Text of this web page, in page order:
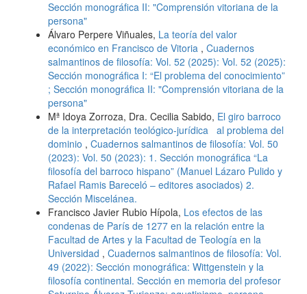
Sección monográfica II: "Comprensión vitoriana de la
persona"
Álvaro Perpere Viñuales, La teoría del valor
económico en Francisco de Vitoria , Cuadernos
salmantinos de filosofía: Vol. 52 (2025): Vol. 52 (2025):
Sección monográfica I: “El problema del conocimiento”
; Sección monográfica II: "Comprensión vitoriana de la
persona"
Mª Idoya Zorroza, Dra. Cecilia Sabido, El giro barroco
de la interpretación teológico-jurídica al problema del
dominio , Cuadernos salmantinos de filosofía: Vol. 50
(2023): Vol. 50 (2023): 1. Sección monográfica “La
filosofía del barroco hispano” (Manuel Lázaro Pulido y
Rafael Ramis Bareceló – editores asociados) 2.
Sección Miscelánea.
Francisco Javier Rubio Hípola, Los efectos de las
condenas de París de 1277 en la relación entre la
Facultad de Artes y la Facultad de Teología en la
Universidad , Cuadernos salmantinos de filosofía: Vol.
49 (2022): Sección monográfica: Wittgenstein y la
filosofía continental. Sección en memoria del profesor